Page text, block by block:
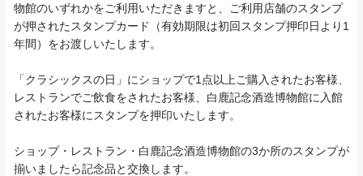
物館のいずれかをご利用いただきますと、ご利用店舗のスタンプ
が押されたスタンプカード（有効期限は初回スタンプ押印日より1
年間）をお渡しいたします。
「クラシックスの日」にショップで1点以上ご購入されたお客様、
レストランでご飲食をされたお客様、白鹿記念酒造博物館に入館
されたお客様にスタンプを押印いたします。
ショップ・レストラン・白鹿記念酒造博物館の3か所のスタンプが
揃いましたら記念品と交換します。